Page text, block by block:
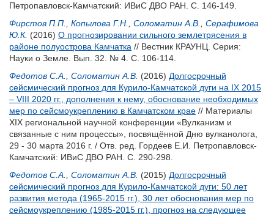
Петропавловск-Камчатский: ИВиС ДВО РАН. С. 146-149.
Фирстов П.П.
Копылова Г.Н. Соломатин А.В.
Серафимова
Ю.К. (2016) О прогнозировании сильного землетрясения в
районе полуострова Камчатка // Вестник КРАУНЦ. Серия:
Науки о Земле. Вып. 32. № 4. С. 106-114.
Федотов С.А.
Соломатин А.В. (2016) Долгосрочный
сейсмический прогноз для Курило-Камчатской дуги на IX 2015
– VIII 2020 гг., дополнения к нему, обоснование необходимых
мер по сейсмоукреплению в Камчатском крае // Материалы
XIX региональной научной конференции «Вулканизм и
связанные с ним процессы», посвящённой Дню вулканолога,
29 - 30 марта 2016 г. / Отв. ред. Гордеев Е.И.
Петропавловск-
Камчатский: ИВиС ДВО РАН. С. 290-298.
Федотов С.А.
Соломатин А.В. (2015) Долгосрочный
сейсмический прогноз для Курило-Камчатской дуги: 50 лет
развития метода (1965-2015 гг.), 30 лет обоснования мер по
сейсмоукреплению (1985-2015 гг.), прогноз на следующее